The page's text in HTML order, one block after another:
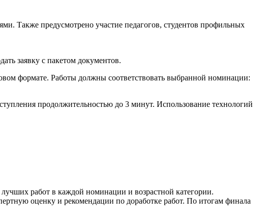
Также предусмотрено участие педагогов, студентов профильных
заявку с пакетом документов.
формате. Работы должны соответствовать выбранной номинации:
продолжительностью до 3 минут. Использование технологий
работ в каждой номинации и возрастной категории.
оценку и рекомендации по доработке работ. По итогам финала